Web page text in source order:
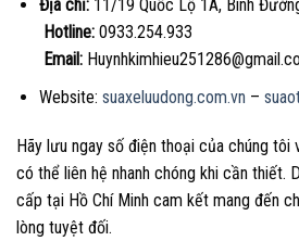
Địa chỉ:11/19 Quốc Lộ 1A, Bình
Hotline:0933.254.933
Email:
Website: suaxeluudong.com.vn –
Hãy lưu ngay số điện thoại của chúng tôi
có thể liên hệ nhanh chóng khi cần thiết.
cấp tại Hồ Chí Minh cam kết mang đến
lòng tuyệt đối.